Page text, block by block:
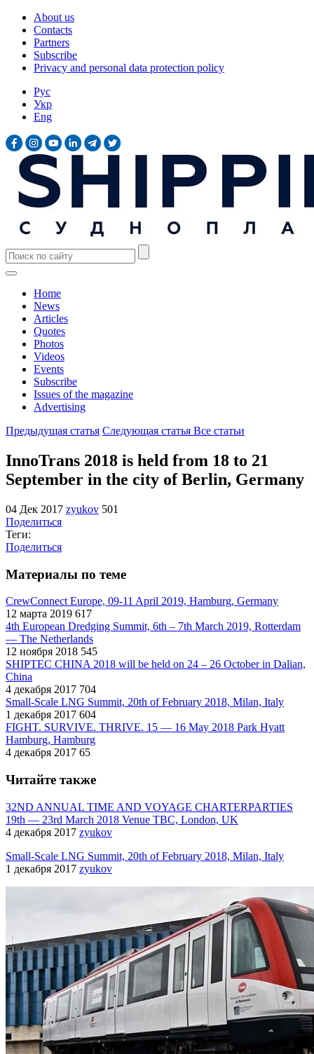
About us
Contacts
Partners
Subscribe
Privacy and personal data protection policy
Рус
Укр
Eng
Home
News
Articles
Quotes
Photos
Videos
Events
Subscribe
Issues of the magazine
Advertising
Предыдущая статья Следующая статья Все статьи
InnoTrans 2018 is held from 18 to 21
September in the city of Berlin, Germany
04 Дек 2017 zyukov 501
Поделиться
Теги:
Поделиться
Материалы по теме
CrewConnect Europe, 09-11 April 2019, Hamburg, Germany
12 марта 2019 617
4th European Dredging Summit, 6th – 7th March 2019, Rotterdam
— The Netherlands
12 ноября 2018 545
SHIPTEC CHINA 2018 will be held on 24 – 26 October in Dalian,
China
4 декабря 2017 704
Small-Scale LNG Summit, 20th of February 2018, Milan, Italy
1 декабря 2017 604
FIGHT. SURVIVE. THRIVE. 15 — 16 May 2018 Park Hyatt
Hamburg, Hamburg
4 декабря 2017 65
Читайте также
32ND ANNUAL TIME AND VOYAGE CHARTERPARTIES
19th — 23rd March 2018 Venue TBC, London, UK
4 декабря 2017 zyukov
Small-Scale LNG Summit, 20th of February 2018, Milan, Italy
1 декабря 2017 zyukov